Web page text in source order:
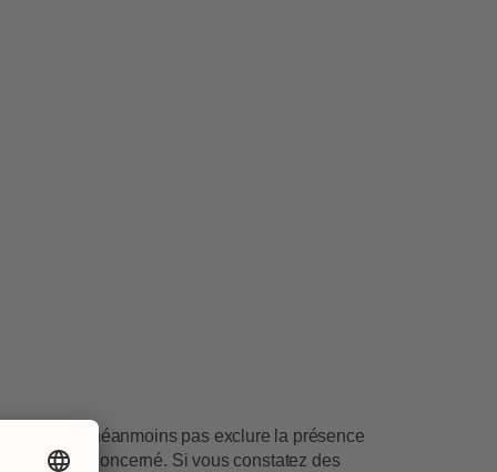
pouvons néanmoins pas exclure la présence
produit concerné. Si vous constatez des